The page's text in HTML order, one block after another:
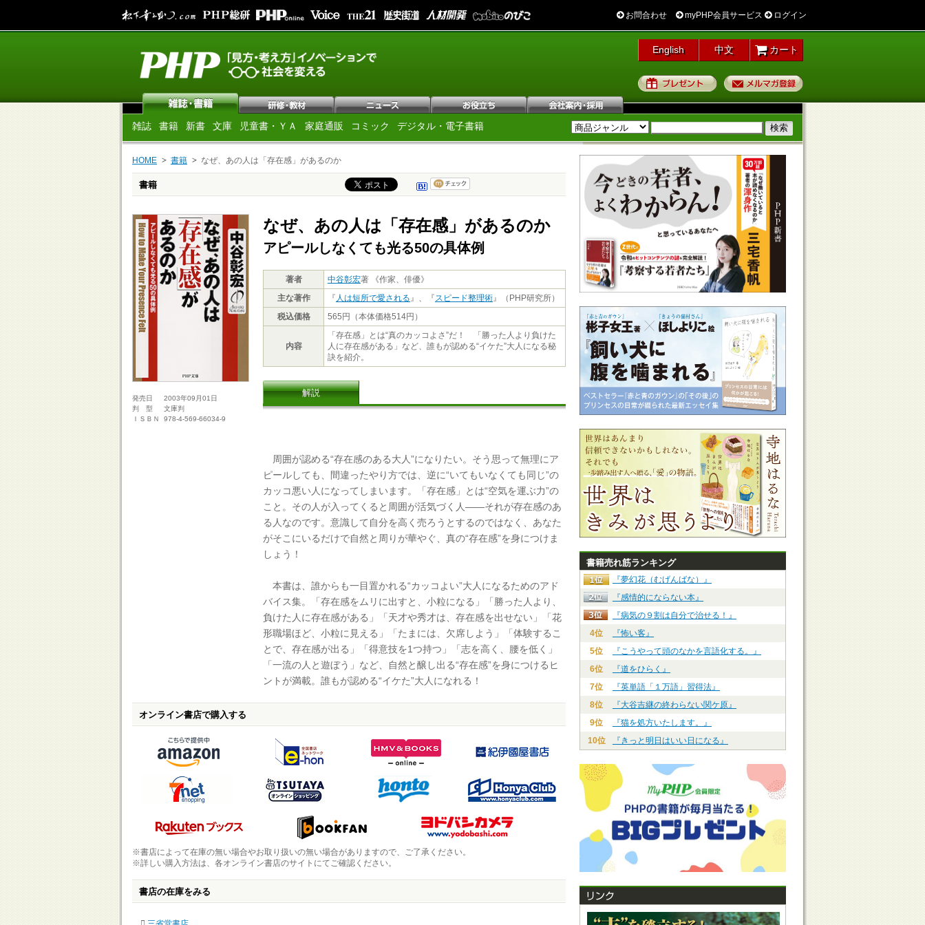
お問合わせ myPHP会員サービス ログイン
English 中文 カート
プレゼント
雑誌 書籍 新書 文庫 児童書・ＹＡ 家庭通販 コミック デジタル・電子書籍
HOME 書籍 なぜ、あの人は「存在感」があるのか
書籍
発売日
2003年09月01日
判 型
文庫判
ＩＳＢＮ
978-4-569-66034-9
なぜ、あの人は「存在感」があるのか
アピールしなくても光る50の具体例
著者 中谷彰宏著 《作家、俳優》
主な著作
『 人は短所で愛される 』、『スピード整理術』（PHP研究所）
税込価格
565円（本体価格514円）
内容
「存在感」とは“真のカッコよさ”だ！ 「勝った人より負けた
人に存在感がある」など、誰もが認める“イケた”大人になる秘
訣を紹介。
解説
周囲が認める“存在感のある大人”になりたい。そう思って無理にア
ピールしても、間違ったやり方では、逆に“いてもいなくても同じ”の
カッコ悪い人になってしまいます。「存在感」とは“空気を運ぶ力”の
こと。その人が入ってくると周囲が活気づく人――それが存在感のあ
る人なのです。意識して自分を高く売ろうとするのではなく、あなた
がそこにいるだけで自然と周りが華やぐ、真の“存在感”を身につけま
しょう！
本書は、誰からも一目置かれる“カッコよい”大人になるためのアド
バイス集。「存在感をムリに出すと、小粒になる」「勝った人より、
負けた人に存在感がある」「天才や秀才は、存在感を出せない」「花
形職場ほど、小粒に見える」「たまには、欠席しよう」「体験するこ
とで、存在感が出る」「得意技を1つ持つ」「志を高く、腰を低く」
「一流の人と遊ぼう」など、自然と醸し出る“存在感”を身につけるヒ
ントが満載。誰もが認める“イケた”大人になれる！
オンライン書店で購入する
※書店によって在庫の無い場合やお取り扱いの無い場合がありますので、ご了承ください。
※詳しい購入方法は、各オンライン書店のサイトにてご確認ください。
書店の在庫をみる
書籍売れ筋ランキング
『夢幻花（むげんばな）』
『感情的にならない本』
『病気の９割は自分で治せる！』
4位
『怖い客』
5位
『こうやって頭のなかを言語化する。』
6位
『道をひらく』
7位
『英単語「１万語」習得法』
8位
『大谷吉継の終わらない関ケ原』
9位
『猫を処方いたします。』
10位
『きっと明日はいい日になる』